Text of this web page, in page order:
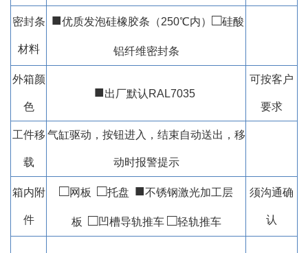
密封条
材料
■优质发泡硅橡胶条（250℃内） □硅酸
铝纤维密封条
外箱颜
色
■出厂默认RAL7035
可按客户
要求
工件移
载
气缸驱动，按钮进入，结束自动送出，移
动时报警提示
箱内附
件
□网板 □托盘 ■不锈钢激光加工层
板 □凹槽导轨推车 □轻轨推车
须沟通确
认